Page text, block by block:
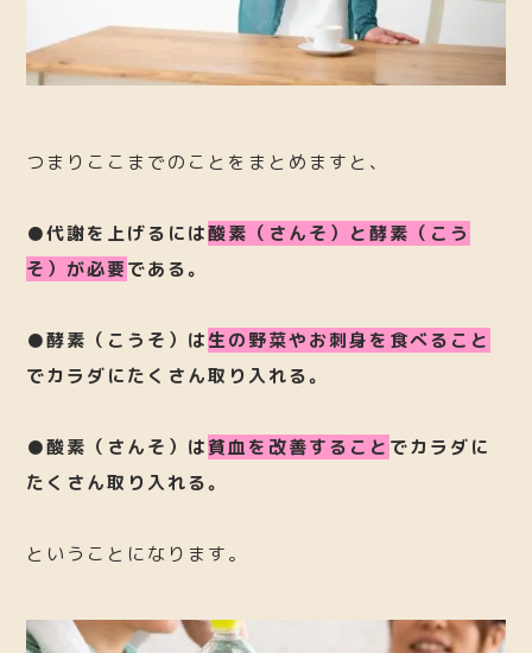
つまりここまでのことをまとめますと、
●代謝を上げるには酸素（さんそ）と酵素（こう
そ）が必要である。
●酵素（こうそ）は生の野菜やお刺身を食べること
でカラダにたくさん取り入れる。
●酸素（さんそ）は貧血を改善すること でカラダに
たくさん取り入れる。
ということになります。